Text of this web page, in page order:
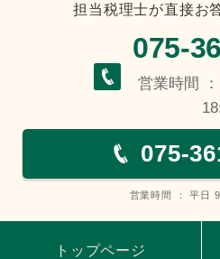
担当税理士が直接お
075-
営業時間
075-
営業時間 ： 平日
トップページ